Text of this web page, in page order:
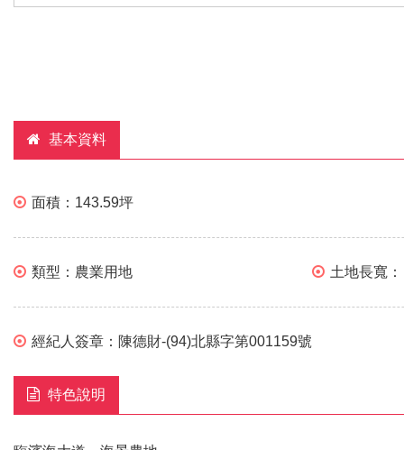
基本資料
面積： 143.59坪
類型： 農業用地 土地長寬
經紀人簽章： 陳德財-(94)北縣字第001159號
特色說明